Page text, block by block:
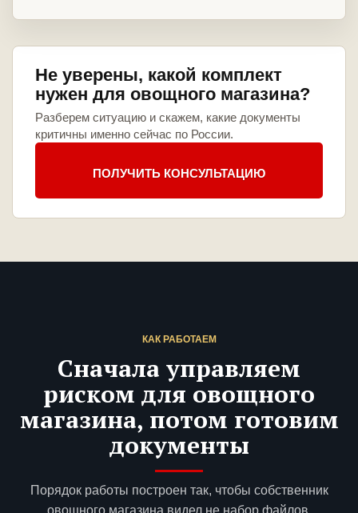
Не уверены, какой комплект
нужен для овощного магазина?
Разберем ситуацию и скажем, какие документы
критичны именно сейчас по России.
ПОЛУЧИТЬ КОНСУЛЬТАЦИЮ
КАК РАБОТАЕМ
Сначала управляем
риском для овощного
магазина, потом готовим
документы
Порядок работы построен так, чтобы собственник
овощного магазина видел не набор файлов,